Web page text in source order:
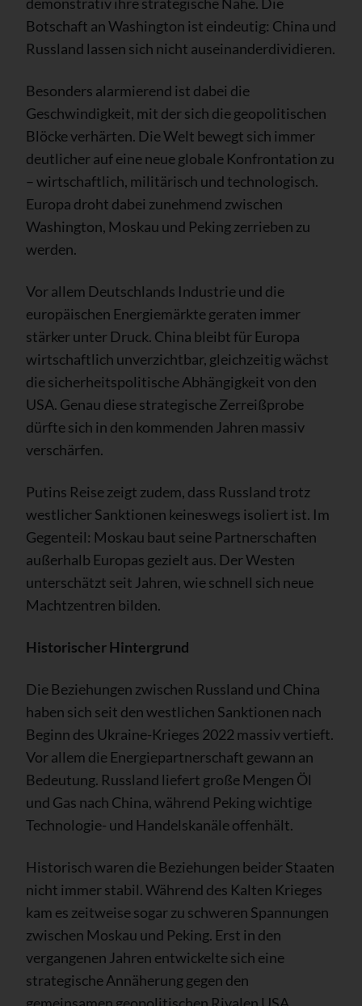
Botschaft an Washington ist eindeutig: China und
Russland lassen sich nicht auseinanderdividieren.
Besonders alarmierend ist dabei die
Geschwindigkeit, mit der sich die geopolitischen
Blöcke verhärten. Die Welt bewegt sich immer
deutlicher auf eine neue globale Konfrontation zu
– wirtschaftlich, militärisch und technologisch.
Europa droht dabei zunehmend zwischen
Washington, Moskau und Peking zerrieben zu
werden.
Vor allem Deutschlands Industrie und die
europäischen Energiemärkte geraten immer
stärker unter Druck. China bleibt für Europa
wirtschaftlich unverzichtbar, gleichzeitig wächst
die sicherheitspolitische Abhängigkeit von den
USA. Genau diese strategische Zerreißprobe
dürfte sich in den kommenden Jahren massiv
verschärfen.
Putins Reise zeigt zudem, dass Russland trotz
westlicher Sanktionen keineswegs isoliert ist. Im
Gegenteil: Moskau baut seine Partnerschaften
außerhalb Europas gezielt aus. Der Westen
unterschätzt seit Jahren, wie schnell sich neue
Machtzentren bilden.
Historischer Hintergrund
Die Beziehungen zwischen Russland und China
haben sich seit den westlichen Sanktionen nach
Beginn des Ukraine-Krieges 2022 massiv vertieft.
Vor allem die Energiepartnerschaft gewann an
Bedeutung. Russland liefert große Mengen Öl
und Gas nach China, während Peking wichtige
Technologie- und Handelskanäle offenhält.
Historisch waren die Beziehungen beider Staaten
nicht immer stabil. Während des Kalten Krieges
kam es zeitweise sogar zu schweren Spannungen
zwischen Moskau und Peking. Erst in den
vergangenen Jahren entwickelte sich eine
strategische Annäherung gegen den